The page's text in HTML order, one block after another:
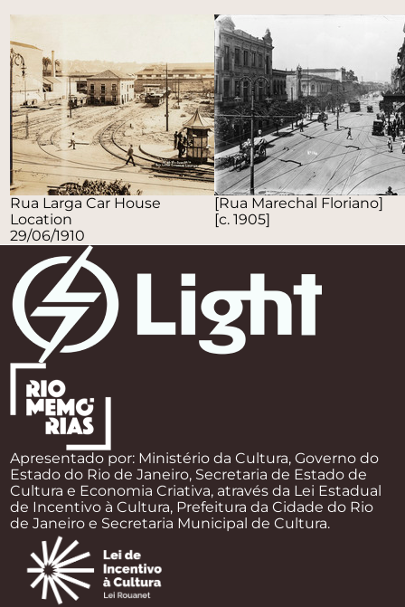
Rua Larga Car House
Location
29/06/1910
[Rua Marechal Floriano]
[c. 1905]
Apresentado por: Ministério da Cultura, Governo do
Estado do Rio de Janeiro, Secretaria de Estado de
Cultura e Economia Criativa, através da Lei Estadual
de Incentivo à Cultura, Prefeitura da Cidade do Rio
de Janeiro e Secretaria Municipal de Cultura.